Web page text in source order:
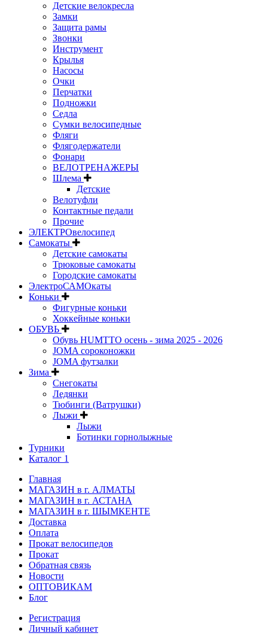
Детские велокресла
Замки
Защита рамы
Звонки
Инструмент
Крылья
Насосы
Очки
Перчатки
Подножки
Седла
Сумки велосипедные
Фляги
Флягодержатели
Фонари
ВЕЛОТРЕНАЖЕРЫ
Шлема
Детские
Велотуфли
Контактные педали
Прочие
ЭЛЕКТРОвелосипед
Самокаты
Детские самокаты
Трюковые самокаты
Городские самокаты
ЭлектроСАМОкаты
Коньки
Фигурные коньки
Хоккейные коньки
ОБУВЬ
Обувь HUMTTO осень - зима 2025 - 2026
JOMA сороконожки
JOMA футзалки
Зима
Снегокаты
Ледянки
Тюбинги (Ватрушки)
Лыжи
Лыжи
Ботинки горнолыжные
Турники
Каталог 1
Главная
МАГАЗИН в г. АЛМАТЫ
МАГАЗИН в г. АСТАНА
МАГАЗИН в г. ШЫМКЕНТЕ
Доставка
Оплата
Прокат велосипедов
Прокат
Обратная связь
Новости
ОПТОВИКАМ
Блог
Регистрация
Личный кабинет